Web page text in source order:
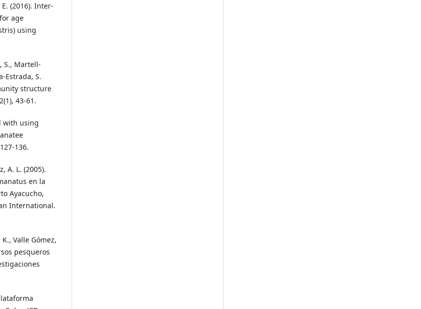
(2016). Inter-
age
using
S., Martell-
Estrada, S.
structure
43-61.
with using
136.
A. L. (2005).
en la
Ayacucho,
International.
Valle Gómez,
pesqueros